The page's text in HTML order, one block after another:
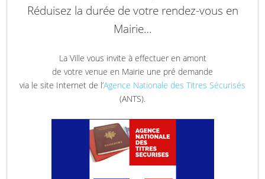
Réduisez la durée de votre rendez-vous en
Mairie…
La Ville vous invite à effectuer en amont
de votre venue en Mairie une pré demande
via le site Internet de l’Agence Nationale des Titres Sécurisés
(ANTS).